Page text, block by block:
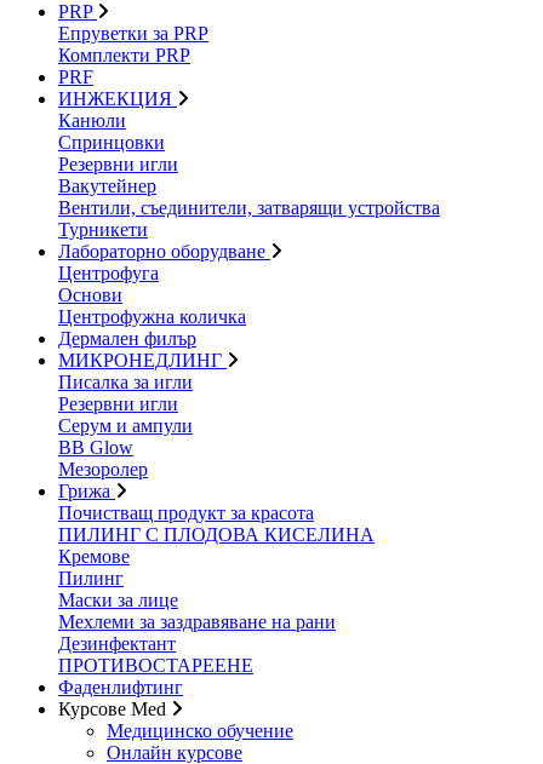
PRP
Епруветки за PRP
Комплекти PRP
PRF
ИНЖЕКЦИЯ
Канюли
Спринцовки
Резервни игли
Вакутейнер
Вентили, съединители, затварящи устройства
Турникети
Лабораторно оборудване
Центрофуга
Основи
Центрофужна количка
Дермален филър
МИКРОНЕДЛИНГ
Писалка за игли
Резервни игли
Серум и ампули
BB Glow
Мезоролер
Грижа
Почистващ продукт за красота
ПИЛИНГ С ПЛОДОВА КИСЕЛИНА
Кремове
Пилинг
Маски за лице
Мехлеми за заздравяване на рани
Дезинфектант
ПРОТИВОСТАРЕЕНЕ
Фаденлифтинг
Курсове Med
Медицинско обучение
Онлайн курсове